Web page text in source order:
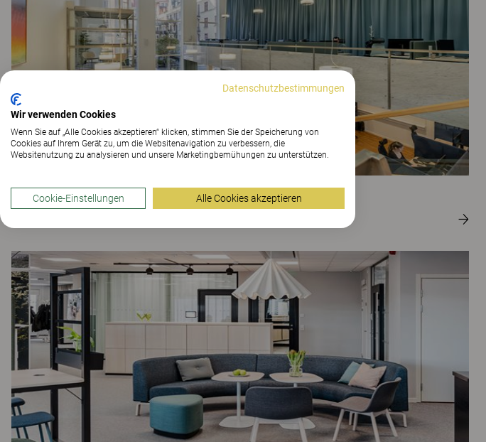
Publicis Sapient
Datenschutzbestimmungen
Wir verwenden Cookies
Wenn Sie auf „Alle Cookies akzeptieren“ klicken, stimmen Sie der Speicherung von
Cookies auf Ihrem Gerät zu, um die Websitenavigation zu verbessern, die
Websitenutzung zu analysieren und unsere Marketingbemühungen zu unterstützen.
Cookie-Einstellungen Alle Cookies akzeptieren